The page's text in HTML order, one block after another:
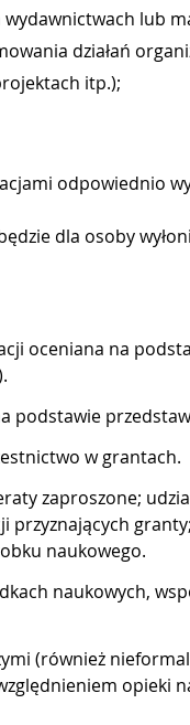
lub
działań
itp.);
odpowiednio
dla osoby
oceniana na
podstawie
w grantach.
zaproszone;
naukowego.
naukowych,
(również